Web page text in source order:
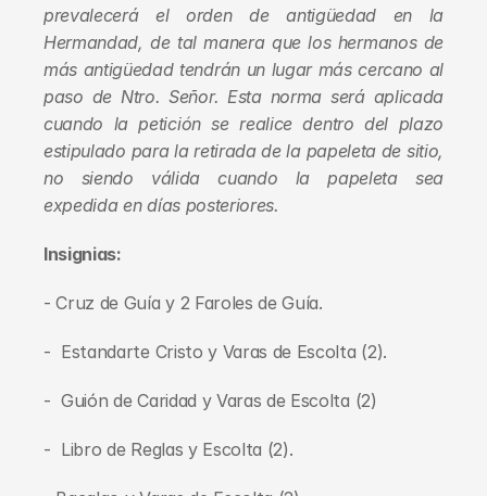
prevalecerá el orden de antigüedad en la
Hermandad, de tal manera que los hermanos de
más antigüedad tendrán un lugar más cercano al
paso de Ntro. Señor. Esta norma será aplicada
cuando la petición se realice dentro del plazo
estipulado para la retirada de la papeleta de sitio,
no siendo válida cuando la papeleta sea
expedida en días posteriores.
Insignias:
- Cruz de Guía y 2 Faroles de Guía.
-  Estandarte Cristo y Varas de Escolta (2).
-  Guión de Caridad y Varas de Escolta (2)
-  Libro de Reglas y Escolta (2).